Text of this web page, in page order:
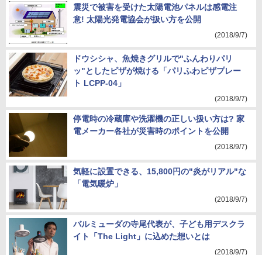
震災で被害を受けた太陽電池パネルは感電注
意! 太陽光発電協会が扱い方を公開
(2018/9/7)
ドウシシャ、魚焼きグリルで"ふんわりパリ
ッ"としたピザが焼ける「パリふわピザプレー
ト LCPP-04」
(2018/9/7)
停電時の冷蔵庫や洗濯機の正しい扱い方は? 家
電メーカー各社が災害時のポイントを公開
(2018/9/7)
気軽に設置できる、15,800円の"炎がリアル"な
「電気暖炉」
(2018/9/7)
バルミューダの寺尾代表が、子ども用デスクラ
イト「The Light」に込めた想いとは
(2018/9/7)